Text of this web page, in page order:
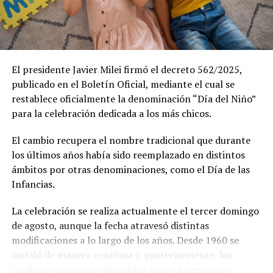
El presidente Javier Milei firmó el decreto 562/2025,
publicado en el Boletín Oficial, mediante el cual se
restablece oficialmente la denominación “Día del Niño”
para la celebración dedicada a los más chicos.
El cambio recupera el nombre tradicional que durante
los últimos años había sido reemplazado en distintos
ámbitos por otras denominaciones, como el Día de las
Infancias.
La celebración se realiza actualmente el tercer domingo
de agosto, aunque la fecha atravesó distintas
modificaciones a lo largo de los años. Desde 1960 se
instaló de manera continua y, posteriormente, los